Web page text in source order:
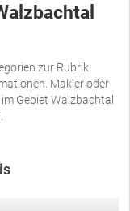
zur Rubrik
Makler oder
Gebiet Walzbachtal